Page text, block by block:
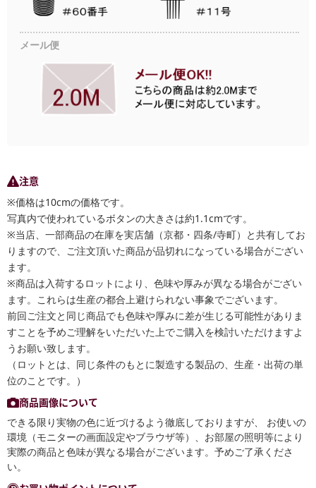
メール便
注意
※価格は10cmの価格です。
写真内で使われているボタンの大きさは約1.1cmです。
※当店、一部商品の在庫を実店舗（京都・四条/寺町）と共有してお
りますので、ご注文頂いた商品が品切れになっている場合がござい
ます。
※商品は入荷するロットにより、色味や厚みが異なる場合がござい
ます。これらは生産の都合上避けられない事象でございます。
前回ご注文と同じ商品でも色味や厚みに差が生じる可能性がありま
すことを予めご理解をいただいた上でご購入を検討いただけますよ
うお願い致します。
（ロットとは、同じ条件のもとに製造する製品の、生産・出荷の単
位のことです。）
商品画像について
できる限り実物の色に近づけるよう徹底しておりますが、 お使いの
環境（モニターの画面設定やブラウザ等）、お部屋の照明等により
実際の商品と色味が異なる場合がございます。予めご了承くださ
い。